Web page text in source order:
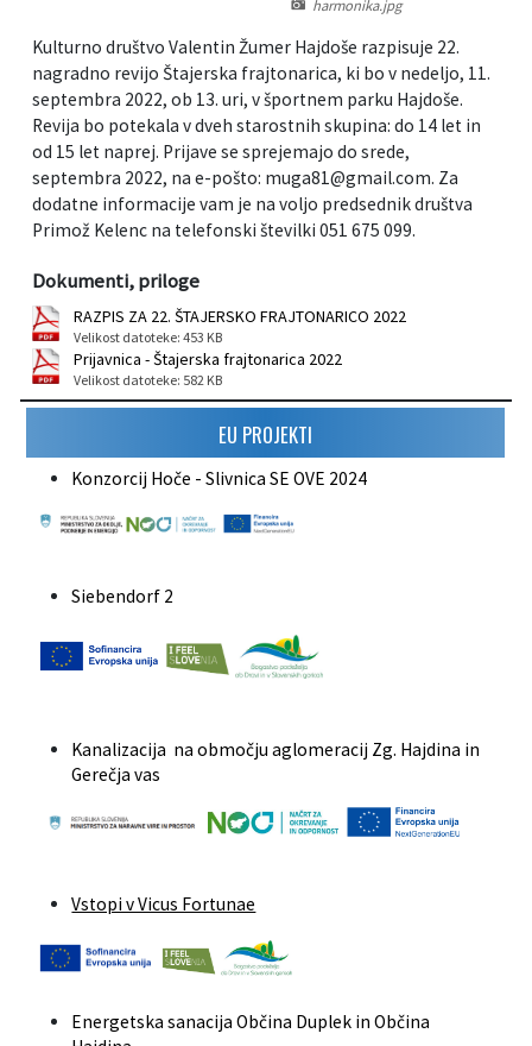
harmonika.jpg
Kulturno društvo Valentin Žumer Hajdoše razpisuje 22.
nagradno revijo Štajerska frajtonarica, ki bo v nedeljo, 11.
septembra 2022, ob 13. uri, v športnem parku Hajdoše.
Revija bo potekala v dveh starostnih skupina: do 14 let in
od 15 let naprej. Prijave se sprejemajo do srede,
septembra 2022, na e-pošto: muga81@gmail.com. Za
dodatne informacije vam je na voljo predsednik društva
Primož Kelenc na telefonski številki 051 675 099.
Dokumenti, priloge
RAZPIS ZA 22. ŠTAJERSKO FRAJTONARICO 2022
Velikost datoteke: 453 KB
Prijavnica - Štajerska frajtonarica 2022
Velikost datoteke: 582 KB
EU PROJEKTI
Konzorcij Hoče - Slivnica SE OVE 2024
Siebendorf 2
Kanalizacija na območju aglomeracij Zg. Hajdina in
Gerečja vas
Vstopi v Vicus Fortunae
Energetska sanacija Občina Duplek in Občina
Vizitka občine
Projekti in investicije
Občinski časopis Hajdinčan
Priznanja občine
Lokalne volitve
Napovedniki SIP TV